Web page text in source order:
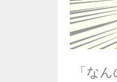
「な